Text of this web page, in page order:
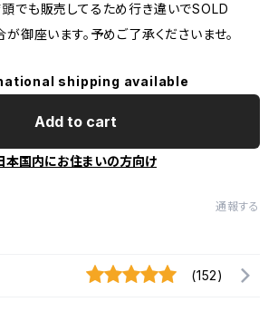
でも販売してるため行き違いでSOLD
御座います。予めご了承くださいませ。
shipping available
Add to cart
本国内にお住まいの方向け
通報する
(152)